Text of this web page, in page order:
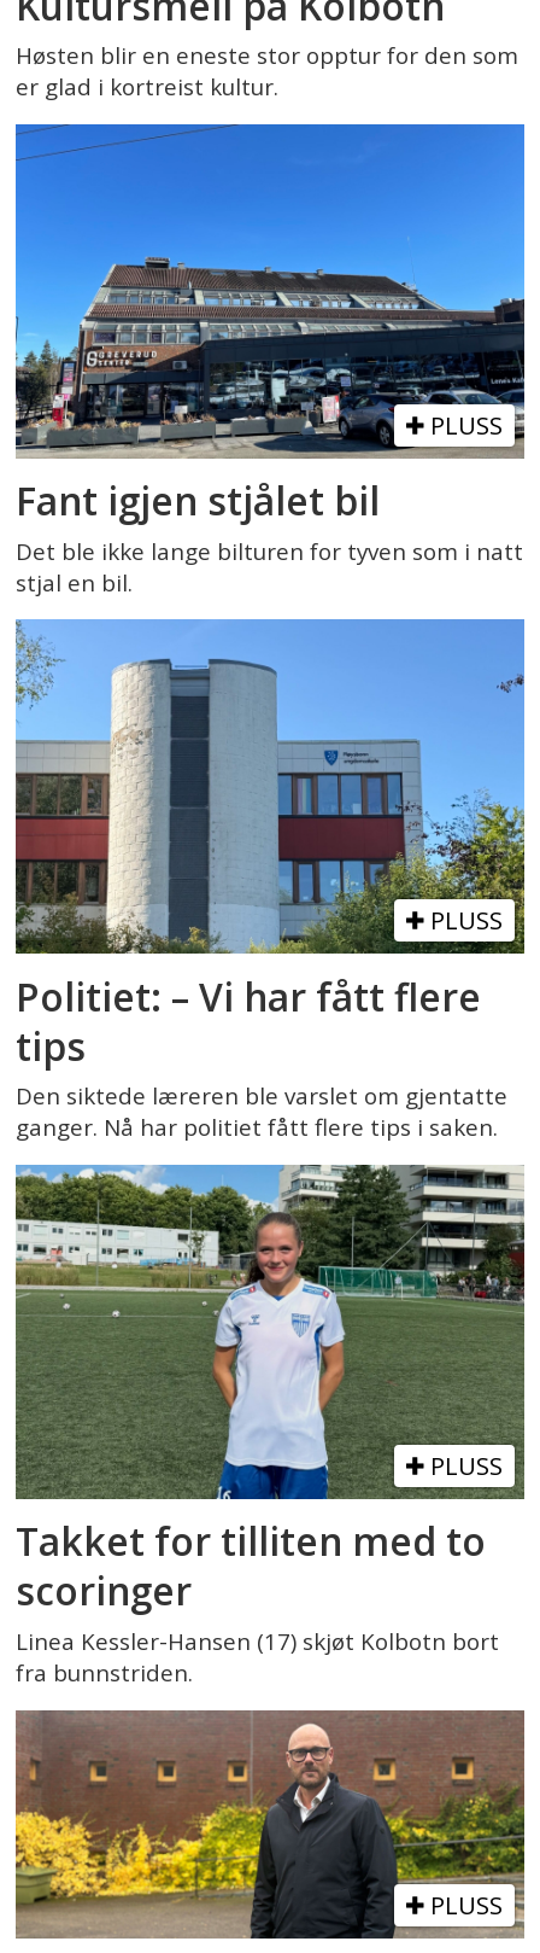
Høsten blir en eneste stor opptur for den som
er glad i kortreist kultur.
PLUSS
Fant igjen stjålet bil
Det ble ikke lange bilturen for tyven som i natt
stjal en bil.
PLUSS
Politiet: – Vi har fått flere
tips
Den siktede læreren ble varslet om gjentatte
ganger. Nå har politiet fått flere tips i saken.
PLUSS
Takket for tilliten med to
scoringer
Linea Kessler-Hansen (17) skjøt Kolbotn bort
fra bunnstriden.
PLUSS